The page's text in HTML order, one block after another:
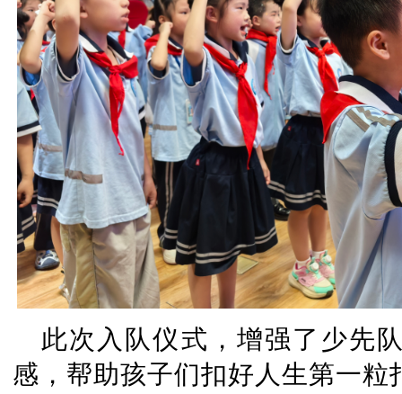
此次入队仪式，增强了少先
感，帮助孩子们扣好人生第一